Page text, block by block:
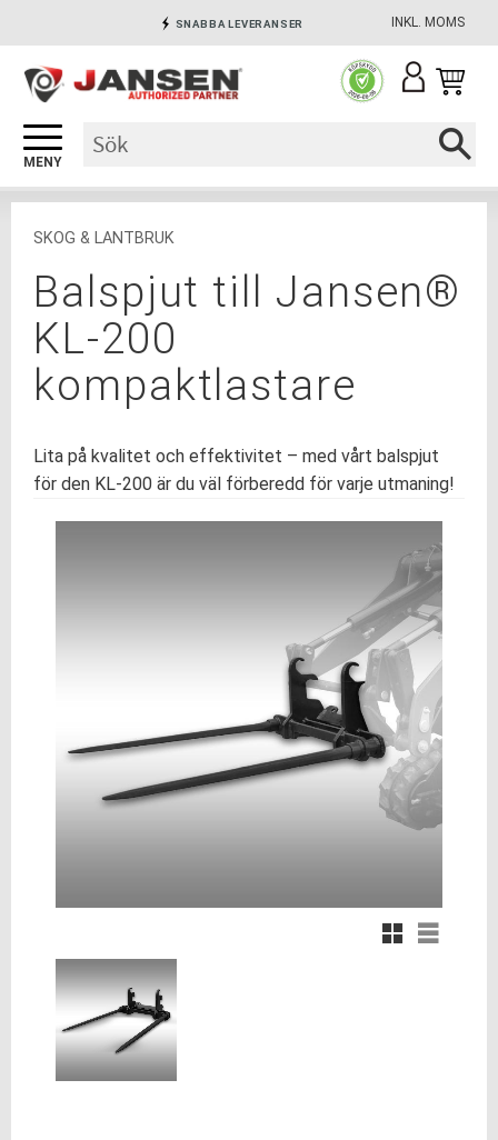
Meny
INKL. MOMS
SNABBA LEVERANSER
SÄKRA BETALNINGAR
SKOG & LANTBRUK
Balspjut till Jansen®
KL-200
kompaktlastare
Lita på kvalitet och effektivitet – med vårt balspjut
för den KL-200 är du väl förberedd för varje utmaning!
Rutnätsvy
Listvy